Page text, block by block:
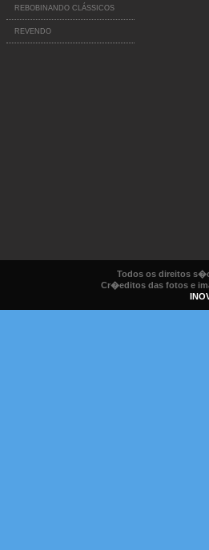
REBOBINANDO CLÁSSICOS
REVENDO
Todos os direitos
Cr�editos das fotos e